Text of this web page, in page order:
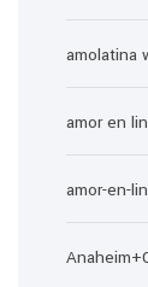
amolatina
amor en
amor-en-